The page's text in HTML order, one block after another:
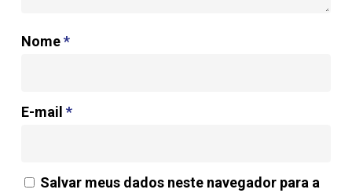
Nome*
E-mail *
Salvar meus dados neste navegador para a